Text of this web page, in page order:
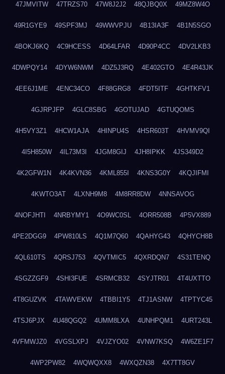
47JMVITW 47TRZS70 47W8J2J2 48QJBQ0X 49MZ8W4O
49R1GYE9 49SPF3MJ 49WWVPJU 4B13IA3F 4B1N5SGO
4BOKJ6KQ 4C9HCESS 4D64LFAR 4D90P4CC 4DV2LKB3
4DWPQY14 4DYW6NWM 4DZ5J3RQ 4E402GTO 4E4R43JK
4EE6J1ME 4ENC34CO 4F88GRG8 4FDT5ITF 4GHTKFV1
4GJRPJFP 4GLC8SBG 4GOTUJAD 4GTUQOMS
4H5VY3Z1 4HCW1AJA 4HINPU4S 4HSR603T 4HVMV9QI
4I5H850W 4IL73M3I 4JGM8GIJ 4JH8IPKK 4JS349D2
4K2GFW1N 4K4KVN36 4KML855I 4KNS3G0Y 4KQJIFMI
4KWTO3AT 4LXNH9M8 4M8RR8DW 4NNSAVOG
4NOFJHTI 4NRBYMY1 4O9WC0SL 4ORR508B 4P5VX889
4PE2DGG9 4PW810LS 4Q1M7Q60 4QAHYG43 4QHYCH8B
4QL610TS 4QRSJ753 4QVTMIC5 4QXRDQN7 4S31TENQ
4SGZZGF9 4SHI3FUE 4SRMCB32 4SYJTR01 4T4UXTTO
4T8GUZVK 4TAWVEKW 4TBBI1Y5 4TJ1ASNW 4TPTYC45
4TSJ6PJX 4U48QGQ2 4UMM8LXA 4UNHPQM1 4URT243L
4VFMWJZ0 4VGSLXPJ 4VJZYO02 4VNW7KSQ 4W6ZE1F7
4WP2PW82 4WQWQXX8 4WXQZN38 4X7TT8GV